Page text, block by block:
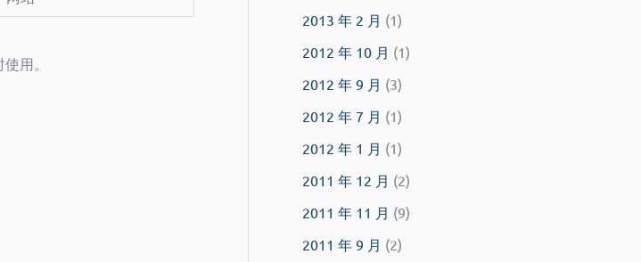
用。
2013 年 2 月 (1)
2012 年 10 月 (1)
2012 年 9 月 (3)
2012 年 7 月 (1)
2012 年 1 月 (1)
2011 年 12 月 (2)
2011 年 11 月 (9)
2011 年 9 月 (2)